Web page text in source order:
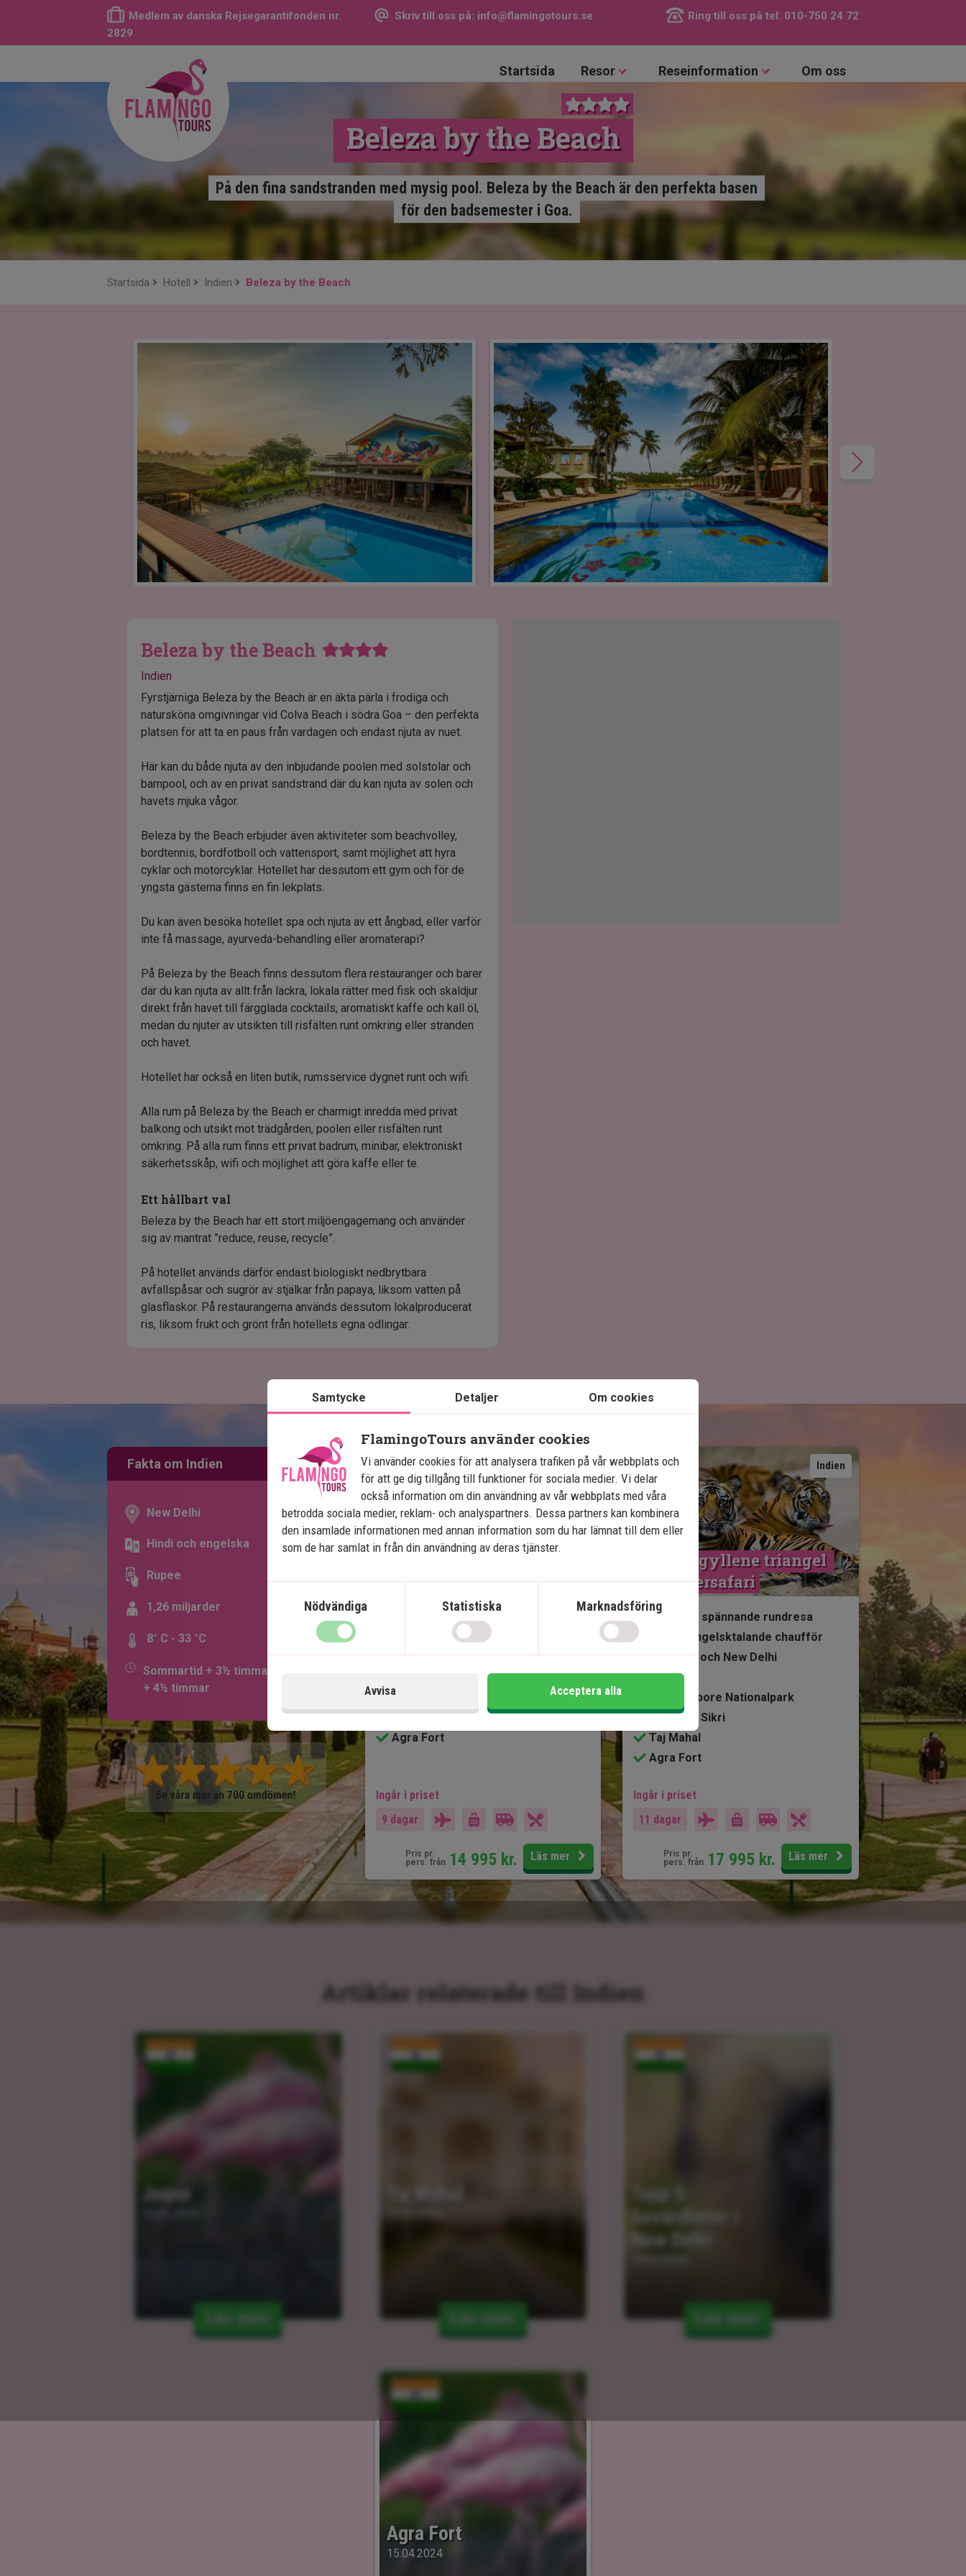
Medlem av danska Rejsegarantifonden nr.
2829
Skriv till oss på: info@flamingotours.se Ring till oss på tel. 010-750 24 72
Startsida Resor Reseinformation Om oss
Beleza by the Beach
På den fina sandstranden med mysig pool. Beleza by the Beach är den perfekta basen
för den badsemester i Goa.
Startsida Hotell Indien Beleza by the Beach
Beleza by the Beach
Indien
Fyrstjärniga Beleza by the Beach är en äkta pärla i frodiga och
natursköna omgivningar vid Colva Beach i södra Goa – den perfekta
platsen för att ta en paus från vardagen och endast njuta av nuet.
Här kan du både njuta av den inbjudande poolen med solstolar och
barnpool, och av en privat sandstrand där du kan njuta av solen och
havets mjuka vågor.
Beleza by the Beach erbjuder även aktiviteter som beachvolley,
bordtennis, bordfotboll och vattensport, samt möjlighet att hyra
cyklar och motorcyklar. Hotellet har dessutom ett gym och för de
yngsta gästerna finns en fin lekplats.
Du kan även besöka hotellet spa och njuta av ett ångbad, eller varför
inte få massage, ayurveda-behandling eller aromaterapi?
På Beleza by the Beach finns dessutom flera restauranger och barer
där du kan njuta av allt från läckra, lokala rätter med fisk och skaldjur
direkt från havet till färgglada cocktails, aromatiskt kaffe och kall öl,
medan du njuter av utsikten till risfälten runt omkring eller stranden
och havet.
Hotellet har också en liten butik, rumsservice dygnet runt och wifi.
Alla rum på Beleza by the Beach er charmigt inredda med privat
balkong och utsikt mot trädgården, poolen eller risfälten runt
omkring. På alla rum finns ett privat badrum, minibar, elektroniskt
säkerhetsskåp, wifi och möjlighet att göra kaffe eller te.
Ett hållbart val
Beleza by the Beach har ett stort miljöengagemang och använder
sig av mantrat ”reduce, reuse, recycle”.
På hotellet används därför endast biologiskt nedbrytbara
avfallspåsar och sugrör av stjälkar från papaya, liksom vatten på
glasflaskor. På restaurangerna används dessutom lokalproducerat
ris, liksom frukt och grönt från hotellets egna odlingar.
Fakta om Indien
New Delhi
Hindi och engelska
Rupee
1,26 miljarder
8° C - 33 °C
Sommartid + 3½ timmar, vintertid
+ 4½ timmar
Indien
Se karta
Indiens gyllene triangel
Privat, engelsktalande chaufför
Old Delhi och New Delhi
Fatehpur Sikri
Taj Mahal
Agra Fort
Ingår i priset
9 dagar
Pris pr.
pers. från 14 995 kr. Läs mer
Indien
Se karta
Indiens gyllene triangel
med tigersafari
8 nätters spännande rundresa
Privat, engelsktalande chaufför
Old Delhi och New Delhi
Jaipur
Ranthambore Nationalpark
Fatehpur Sikri
Taj Mahal
Agra Fort
Ingår i priset
11 dagar
Pris pr.
pers. från 17 995 kr. Läs mer
Artiklar relaterade till Indien
Jaipur
Läs mer Läs mer
Topp 5:
Sevärdheter i
New Delhi
Läs mer
Agra Fort
15.04.2024
Samtycke Detaljer Om cookies
FlamingoTours använder cookies
Vi använder cookies för att analysera trafiken på vår webbplats och
för att ge dig tillgång till funktioner för sociala medier. Vi delar
också information om din användning av vår webbplats med våra
betrodda sociala medier, reklam- och analyspartners. Dessa partners kan kombinera
den insamlade informationen med annan information som du har lämnat till dem eller
som de har samlat in från din användning av deras tjänster.
Nödvändiga Statistiska Marknadsföring
Avvisa Acceptera alla